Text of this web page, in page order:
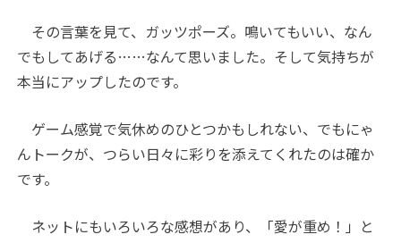
その言葉を見て、ガッツポーズ。鳴いてもいい、なん
でもしてあげる……なんて思いました。そして気持ちが
本当にアップしたのです。
ゲーム感覚で気休めのひとつかもしれない、でもにゃ
んトークが、つらい日々に彩りを添えてくれたのは確か
です。
ネットにもいろいろな感想があり、「愛が重め！」と